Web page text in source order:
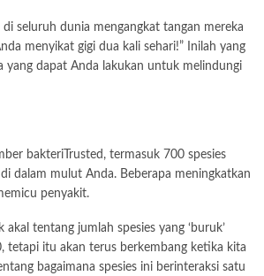
seluruh dunia mengangkat tangan mereka
menyikat gigi dua kali sehari!” Inilah yang
yang dapat Anda lakukan untuk melindungi
bakteriTrusted, termasuk 700 spesies
dalam mulut Anda. Beberapa meningkatkan
penyakit.
akal tentang jumlah spesies yang ‘buruk’
tetapi itu akan terus berkembang ketika kita
bagaimana spesies ini berinteraksi satu